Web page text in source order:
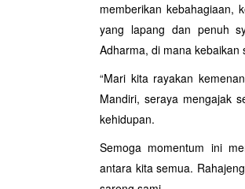
memberikan kebahagiaan,
yang lapang dan penuh
Adharma, di mana
“Mari kita rayakan
Mandiri, seraya mengajak
kehidupan.
Semoga momentum ini
antara kita semua.